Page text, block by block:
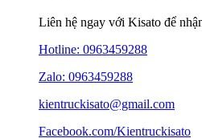
Liên hệ ngay với Kisato để
Hotline: 0963459288
Zalo: 0963459288
kientruckisato@gmail.com
Facebook.com/Kientruckisato